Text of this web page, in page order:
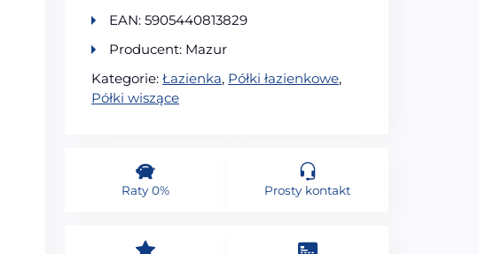
EAN: 5905440813829
Producent: Mazur
Kategorie: Łazienka, Półki łazienkowe,
Półki wiszące
Raty 0% Prosty kontakt